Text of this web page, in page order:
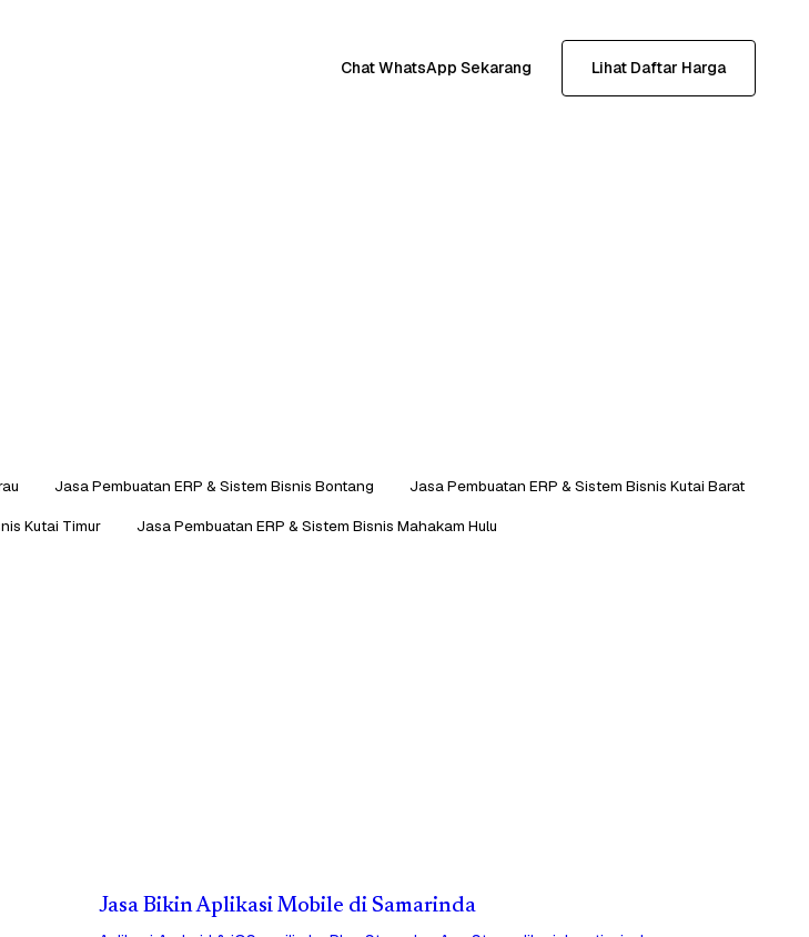
Chat WhatsApp Sekarang Lihat Daftar Harga
Jasa Pembuatan ERP & Sistem Bisnis Bontang
Jasa Pembuatan ERP & Sistem Bisnis Kutai Barat
Kutai Timur
Jasa Pembuatan ERP & Sistem Bisnis Mahakam Hulu
Jasa Bikin Aplikasi Mobile di Samarinda